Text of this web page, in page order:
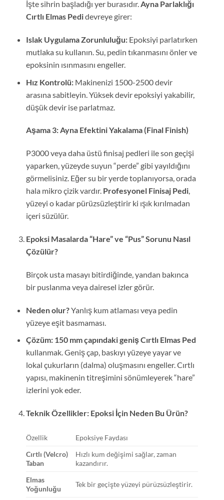
İşte sihrin başladığı yer burasıdır.Ayna Parlaklığı
Cırtlı Elmas Pedidevreye girer:
Islak Uygulama Zorunluluğu:Epoksiyi parlatırken
mutlaka su kullanın. Su, pedin tıkanmasını önler ve
epoksinin ısınmasını engeller.
Hız Kontrolü:Makinenizi 1500-2500 devir
arasına sabitleyin. Yüksek devir epoksiyi yakabilir,
düşük devir ise parlatmaz.
Aşama 3: Ayna Efektini Yakalama (Final Finish)
P3000 veya daha üstü finisaj pedleri ile son geçişi
yaparken, yüzeyde suyun “perde” gibi yayıldığını
görmelisiniz. Eğer su bir yerde toplanıyorsa, orada
hala mikro çizik vardır. Profesyonel Finisaj Pedi,
yüzeyi o kadar pürüzsüzleştirir ki ışık kırılmadan
içeri süzülür.
Epoksi Masalarda “Hare” ve “Pus” Sorunu Nasıl
Çözülür?
Birçok usta masayı bitirdiğinde, yandan bakınca
bir puslanma veya dairesel izler görür.
Neden olur?Yanlış kum atlaması veya pedin
yüzeye eşit basmaması.
Çözüm: 150 mm çapındaki geniş Cırtlı Elmas Ped
kullanmak. Geniş çap, baskıyı yüzeye yayar ve
lokal çukurların (dalma) oluşmasını engeller. Cırtlı
yapısı, makinenin titreşimini sönümleyerek “hare”
izlerini yok eder.
Teknik Özellikler: Epoksi İçin Neden Bu Ürün?
Özellik
Epoksiye Faydası
Cırtlı (Velcro)
Taban
Hızlı kum değişimi sağlar, zaman
kazandırır.
Elmas
Yoğunluğu
Tek bir geçişte yüzeyi pürüzsüzleştirir.